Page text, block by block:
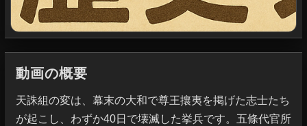
動画の概要
天誅組の変は、幕末の大和で尊王攘夷を掲げた志士たち
が起こし、わずか40日で壊滅した挙兵です。五條代官所